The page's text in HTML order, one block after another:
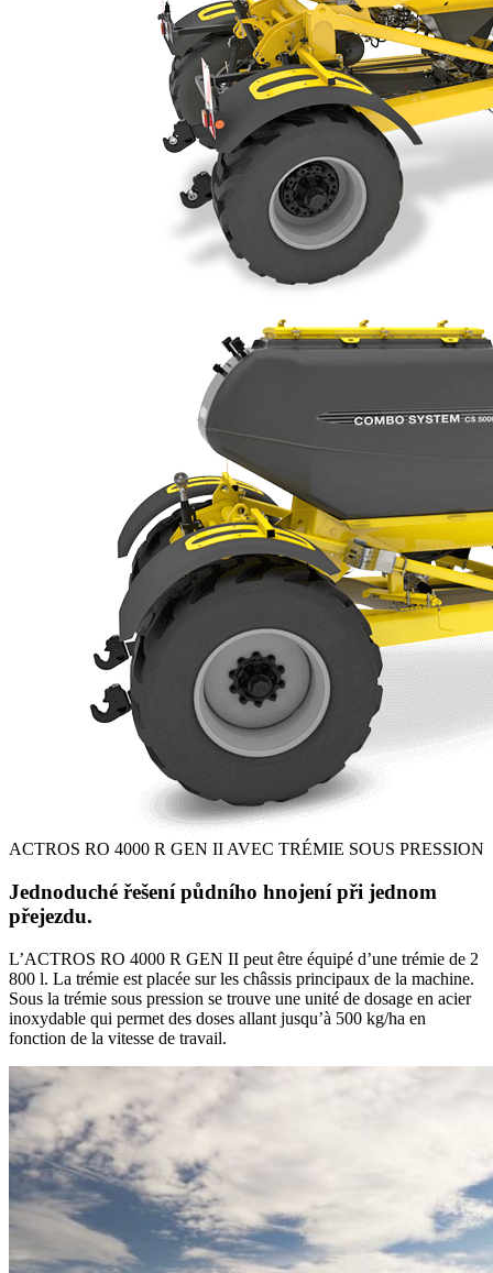
ACTROS RO 4000 R GEN II AVEC TRÉMIE SOUS PRESSION
Jednoduché řešení půdního hnojení při jednom
přejezdu.
L’ACTROS RO 4000 R GEN II peut être équipé d’une trémie de 2
800 l. La trémie est placée sur les châssis principaux de la machine.
Sous la trémie sous pression se trouve une unité de dosage en acier
inoxydable qui permet des doses allant jusqu’à 500 kg/ha en
fonction de la vitesse de travail.